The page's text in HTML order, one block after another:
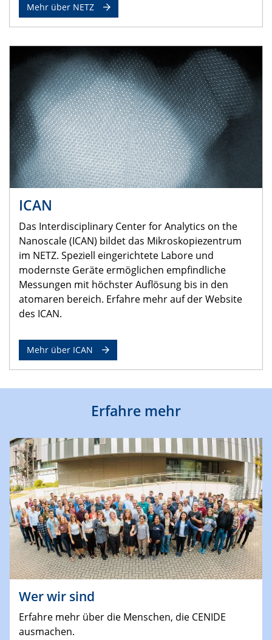
Mehr über NETZ
ICAN
Das Interdisciplinary Center for Analytics on the
Nanoscale (ICAN) bildet das Mikroskopiezentrum
im NETZ. Speziell eingerichtete Labore und
modernste Geräte ermöglichen empfindliche
Messungen mit höchster Auflösung bis in den
atomaren bereich. Erfahre mehr auf der Website
des ICAN.
Mehr über ICAN
Erfahre mehr
Wer wir sind
Erfahre mehr über die Menschen, die CENIDE
ausmachen.